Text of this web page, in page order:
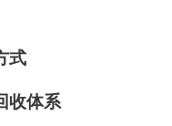
式
体系